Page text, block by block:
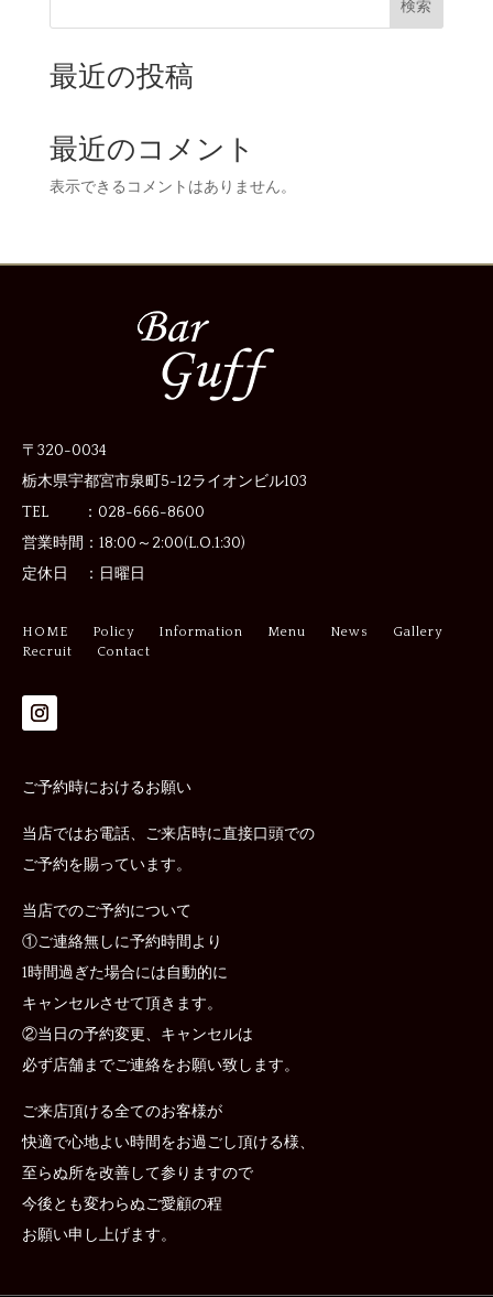
検索
最近の投稿
最近のコメント
表示できるコメントはありません。
〒320-0034
栃木県宇都宮市泉町5-12ライオンビル103
TEL ：028-666-8600
営業時間： 18:00～2:00(L.O.1:30)
定休日 ： 日曜日
HOME Policy Information Menu News
Gallery
Recruit
Contact
ご予約時におけるお願い
当店ではお電話、ご来店時に直接口頭での
ご予約を賜っています。
当店でのご予約について
①ご連絡無しに予約時間より
1時間過ぎた場合には自動的に
キャンセルさせて頂きます。
②当日の予約変更、キャンセルは
必ず店舗までご連絡をお願い致します。
ご来店頂ける全てのお客様が
快適で心地よい時間をお過ごし頂ける様、
至らぬ所を改善して参りますので
今後とも変わらぬご愛顧の程
お願い申し上げます。